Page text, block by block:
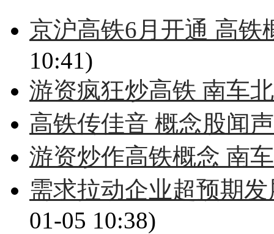
京沪高铁6月开通 高铁
10:41)
游资疯狂炒高铁 南车
高铁传佳音 概念股闻
游资炒作高铁概念 南
需求拉动企业超预期
01-05 10:38)